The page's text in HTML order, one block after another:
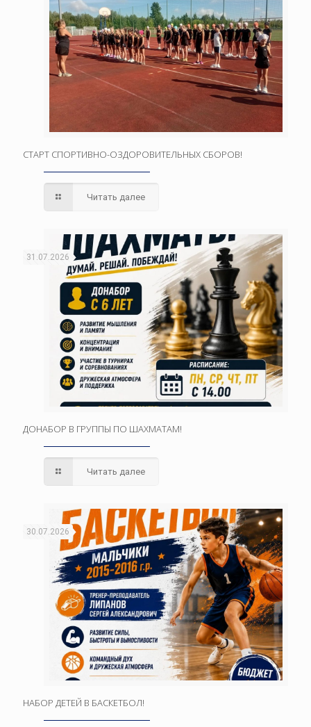
СТАРТ СПОРТИВНО-ОЗДОРОВИТЕЛЬНЫХ СБОРОВ!
Читать далее
31.07.2026
ДОНАБОР В ГРУППЫ ПО ШАХМАТАМ!
Читать далее
30.07.2026
НАБОР ДЕТЕЙ В БАСКЕТБОЛ!